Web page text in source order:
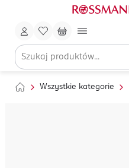
Wszystkie kategorie